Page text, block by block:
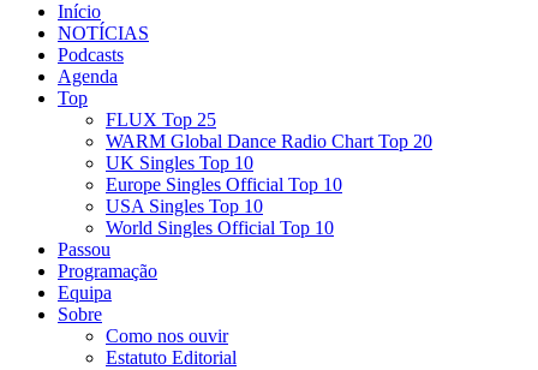
Início
NOTÍCIAS
Podcasts
Agenda
Top
FLUX Top 25
WARM Global Dance Radio Chart Top 20
UK Singles Top 10
Europe Singles Official Top 10
USA Singles Top 10
World Singles Official Top 10
Passou
Programação
Equipa
Sobre
Como nos ouvir
Estatuto Editorial